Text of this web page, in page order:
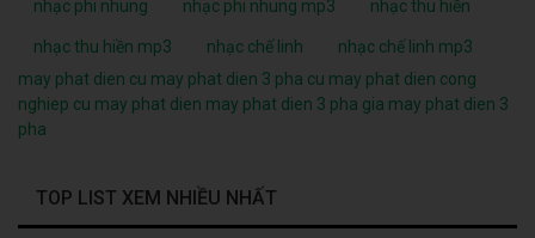
nhạc phi nhung nhạc phi nhung mp3 nhạc thu hiền
nhạc thu hiền mp3 nhạc chế linh
nhạc chế linh mp3
may phat dien cu may phat dien 3 pha cu may phat dien cong
nghiep cu may phat dien may phat dien 3 pha gia may phat dien 3
pha
TOP LIST XEM NHIỀU NHẤT